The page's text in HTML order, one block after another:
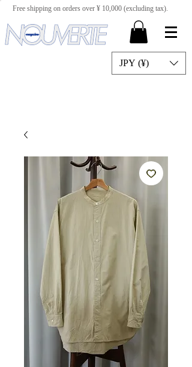
Free shipping on orders over ¥ 10,000 (excluding tax).
JPY (¥)